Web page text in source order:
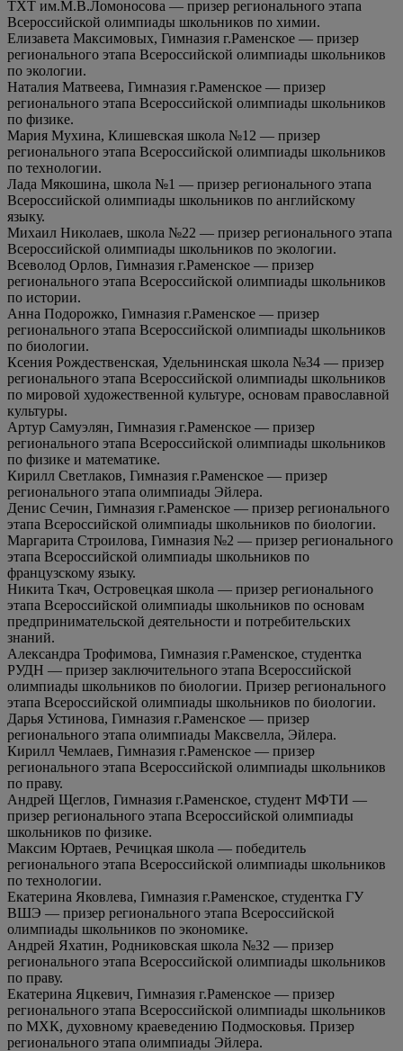
ТХТ им.М.В.Ломоносова — призер регионального этапа
Всероссийской олимпиады школьников по химии.
Елизавета Максимовых, Гимназия г.Раменское — призер
регионального этапа Всероссийской олимпиады школьников
по экологии.
Наталия Матвеева, Гимназия г.Раменское — призер
регионального этапа Всероссийской олимпиады школьников
по физике.
Мария Мухина, Клишевская школа №12 — призер
регионального этапа Всероссийской олимпиады школьников
по технологии.
Лада Мякошина, школа №1 — призер регионального этапа
Всероссийской олимпиады школьников по английскому
языку.
Михаил Николаев, школа №22 — призер регионального этапа
Всероссийской олимпиады школьников по экологии.
Всеволод Орлов, Гимназия г.Раменское — призер
регионального этапа Всероссийской олимпиады школьников
по истории.
Анна Подорожко, Гимназия г.Раменское — призер
регионального этапа Всероссийской олимпиады школьников
по биологии.
Ксения Рождественская, Удельнинская школа №34 — призер
регионального этапа Всероссийской олимпиады школьников
по мировой художественной культуре, основам православной
культуры.
Артур Самуэлян, Гимназия г.Раменское — призер
регионального этапа Всероссийской олимпиады школьников
по физике и математике.
Кирилл Светлаков, Гимназия г.Раменское — призер
регионального этапа олимпиады Эйлера.
Денис Сечин, Гимназия г.Раменское — призер регионального
этапа Всероссийской олимпиады школьников по биологии.
Маргарита Строилова, Гимназия №2 — призер регионального
этапа Всероссийской олимпиады школьников по
французскому языку.
Никита Ткач, Островецкая школа — призер регионального
этапа Всероссийской олимпиады школьников по основам
предпринимательской деятельности и потребительских
знаний.
Александра Трофимова, Гимназия г.Раменское, студентка
РУДН — призер заключительного этапа Всероссийской
олимпиады школьников по биологии. Призер регионального
этапа Всероссийской олимпиады школьников по биологии.
Дарья Устинова, Гимназия г.Раменское — призер
регионального этапа олимпиады Максвелла, Эйлера.
Кирилл Чемлаев, Гимназия г.Раменское — призер
регионального этапа Всероссийской олимпиады школьников
по праву.
Андрей Щеглов, Гимназия г.Раменское, студент МФТИ —
призер регионального этапа Всероссийской олимпиады
школьников по физике.
Максим Юртаев, Речицкая школа — победитель
регионального этапа Всероссийской олимпиады школьников
по технологии.
Екатерина Яковлева, Гимназия г.Раменское, студентка ГУ
ВШЭ — призер регионального этапа Всероссийской
олимпиады школьников по экономике.
Андрей Яхатин, Родниковская школа №32 — призер
регионального этапа Всероссийской олимпиады школьников
по праву.
Екатерина Яцкевич, Гимназия г.Раменское — призер
регионального этапа Всероссийской олимпиады школьников
по МХК, духовному краеведению Подмосковья. Призер
регионального этапа олимпиады Эйлера.